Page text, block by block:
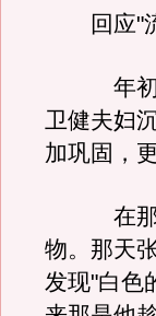
回应"流
年初的"
卫健夫妇
加巩固，
在那段
物。那天
发现"白色